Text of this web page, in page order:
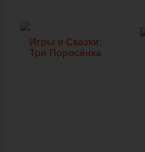
Игры и Сказки:
Три Поросёнка